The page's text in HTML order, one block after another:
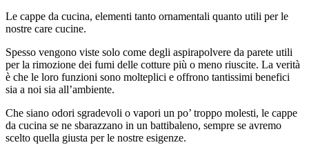
Le cappe da cucina, elementi tanto ornamentali quanto utili per le
nostre care cucine.
Spesso vengono viste solo come degli aspirapolvere da parete utili
per la rimozione dei fumi delle cotture più o meno riuscite. La verità
è che le loro funzioni sono molteplici e offrono tantissimi benefici
sia a noi sia all’ambiente.
Che siano odori sgradevoli o vapori un po’ troppo molesti, le cappe
da cucina se ne sbarazzano in un battibaleno, sempre se avremo
scelto quella giusta per le nostre esigenze.